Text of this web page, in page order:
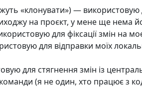
«клонувати») —
на проєкт, у мене ще нема
для фіксації змін на
для відправки моїх
для стягнення змін із
(я не один, хто працює з